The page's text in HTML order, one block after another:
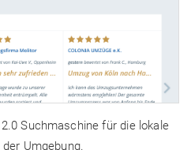
Suchmaschine für die lokale
Umgebung.